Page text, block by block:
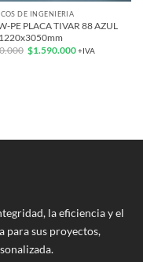
DE INGENIERIA
PE PLACA TIVAR 88 AZUL
El
precio
$1.590.000El+IVA
la eficiencia y el
para sus proyectos,